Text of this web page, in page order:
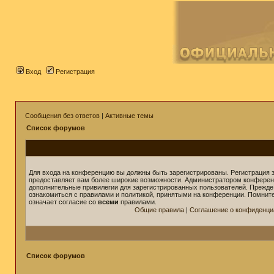
Вход Регистрация
Сообщения без ответов | Активные темы
Список форумов
Для входа на конференцию вы должны быть зарегистрированы. Регистрация
предоставляет вам более широкие возможности. Администратором
дополнительные привилегии для зарегистрированных пользователей.
ознакомиться с правилами и политикой, принятыми на конференции.
означает согласие со всеми правилами.
Общие правила| Соглашение о
Список форумов